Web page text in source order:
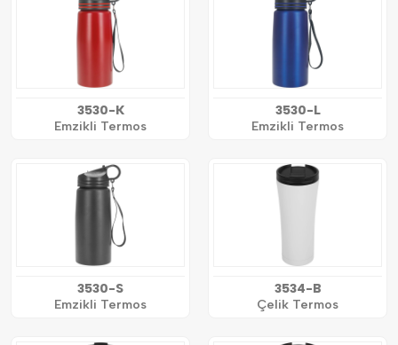
3530-K
Emzikli Termos
3530-L
Emzikli Termos
3530-S
Emzikli Termos
3534-B
Çelik Termos